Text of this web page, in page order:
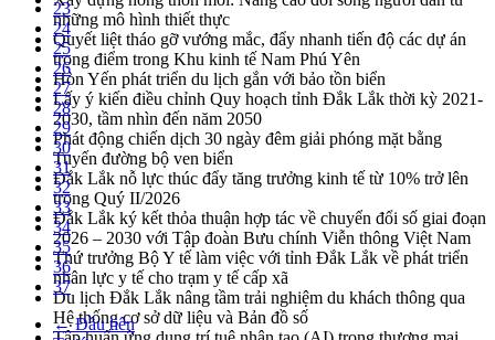
những mô hình thiết thực
Quyết liệt tháo gỡ vướng mắc, đẩy nhanh tiến độ các dự án
trọng điểm trong Khu kinh tế Nam Phú Yên
Hòn Yến phát triển du lịch gắn với bảo tồn biển
Lấy ý kiến điều chỉnh Quy hoạch tỉnh Đắk Lắk thời kỳ 2021-
2030, tầm nhìn đến năm 2050
Phát động chiến dịch 30 ngày đêm giải phóng mặt bằng
Tuyến đường bộ ven biển
Đắk Lắk nỗ lực thúc đẩy tăng trưởng kinh tế từ 10% trở lên
trong Quý II/2026
Đắk Lắk ký kết thỏa thuận hợp tác về chuyển đổi số giai đoạn
2026 – 2030 với Tập đoàn Bưu chính Viễn thông Việt Nam
Thứ trưởng Bộ Y tế làm việc với tỉnh Đắk Lắk về phát triển
nhân lực y tế cho trạm y tế cấp xã
Du lịch Đắk Lắk nâng tầm trải nghiệm du khách thông qua
Hệ thống cơ sở dữ liệu và Bản đồ số
23
24
25
26
27
28
29
30
31
32
33
34
35
36
37
← Đầu tiên